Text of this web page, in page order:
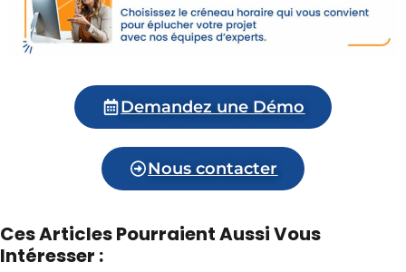
Demandez une Démo
Nous contacter
Ces Articles Pourraient Aussi Vous
Intéresser :